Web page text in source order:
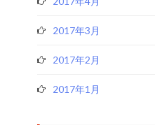
2017年3月
2017年2月
2017年1月